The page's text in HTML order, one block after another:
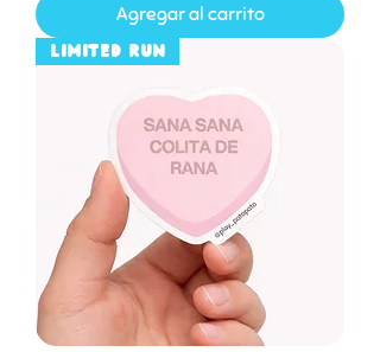
Agregar al carrito
Limited Run